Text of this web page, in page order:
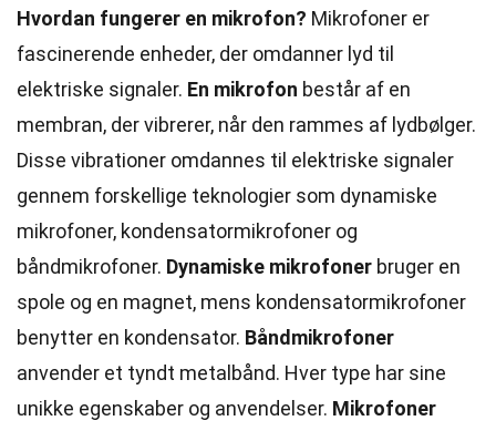
Hvordan fungerer en mikrofon? Mikrofoner er
fascinerende enheder, der omdanner lyd til
elektriske signaler. En mikrofon består af en
membran, der vibrerer, når den rammes af lydbølger.
Disse vibrationer omdannes til elektriske signaler
gennem forskellige teknologier som dynamiske
mikrofoner, kondensatormikrofoner og
båndmikrofoner. Dynamiske mikrofoner bruger en
spole og en magnet, mens kondensatormikrofoner
benytter en kondensator. Båndmikrofoner
anvender et tyndt metalbånd. Hver type har sine
unikke egenskaber og anvendelser. Mikrofoner